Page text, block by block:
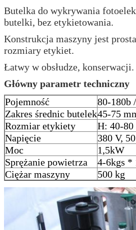
Butelka do wykrywania
butelki, bez etykietowania.
Konstrukcja maszyny jest
rozmiary etykiet.
Łatwy w obsłudze, konserwacji.
Główny parametr techniczny
Pojemność
80-180b
Zakres średnic butelek45-75
Rozmiar etykiety
H: 40-80
Napięcie
380 V,
Moc
1,5kW
Sprężanie powietrza
4-6kgs *
Ciężar maszyny
500 kg